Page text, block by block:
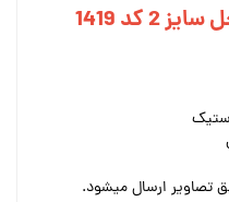
تصاویر ارسال میشود.